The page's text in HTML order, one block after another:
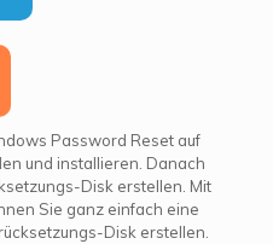
Password Reset auf
und installieren. Danach
Disk erstellen. Mit
Sie ganz einfach eine
Disk erstellen.